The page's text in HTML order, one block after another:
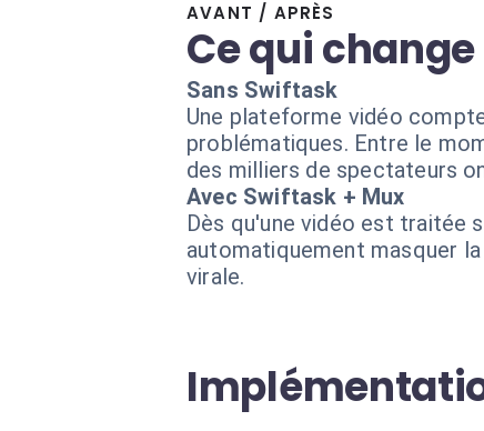
AVANT / APRÈS
Ce qui
Sans Swiftask
Une plateforme vidéo
problématiques. Entre le
des milliers de spectateurs
Avec Swiftask + Mux
Dès qu'une vidéo est traitée
automatiquement masquer
virale.